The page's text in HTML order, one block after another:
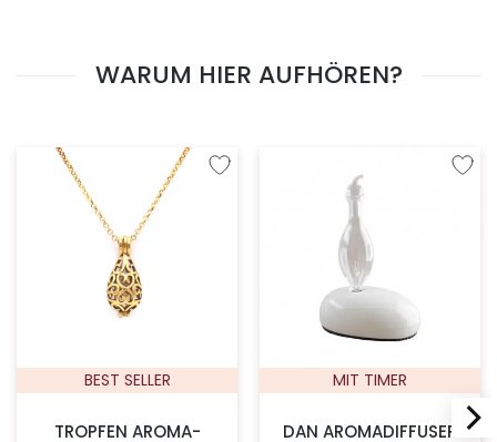
WARUM HIER AUFHÖREN?
Zur Wunschliste hinzufügen
BEST SELLER
TROPFEN AROMA-
Zur
MIT TIMER
DAN AROMADIFFUSER